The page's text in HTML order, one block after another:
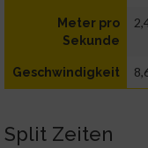
Meter pro
Sekunde
Geschwindigkeit
Split Zeiten